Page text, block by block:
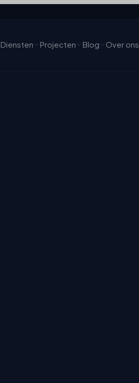
Diensten Projecten Blog Over ons